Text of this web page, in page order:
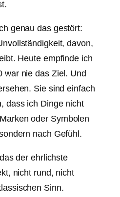
genau das gestört:
davon,
Heute empfinde ich
war nie das Ziel. Und
Sie sind einfach
dass ich Dinge nicht
oder Symbolen
nach Gefühl.
der ehrlichste
nicht rund, nicht
Sinn.